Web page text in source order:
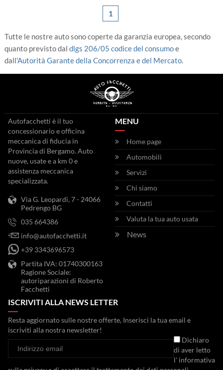
1
Tutte le nostre auto sono coperte da garanzia europea, secondo
quanto previsto dal dlgs 206/05 codice del consumoe
dall'Autorità Garante della Concorrenza e del Mercato.
Autofacchetti è il tuo
concessionario e officina
meccanica di fiducia in
Provincia di Bergamo. Auto
nuove, usate e a km 0 e
assistenza meccanica
specializzata.
Via G. Leopardi, 7 - 24066
Pedrengo BG
035 664386
info@autofacchetti.it
+39 3343696573
Partita IVA: 01740300163
Ragione Sociale:
autoriparazioni di Roberto
Facchetti
MENU
Home page
Automobili
Servizi
Chi siamo
Contatti
Valuta la tua auto usata
News
ISCRIVITI ALLA NEWS LETTER
Resta aggiornato sulle nostre offerte, Inserisci la tua email e
iscriviti alla nostra newsletter!
Dichiaro
di aver letto
l' informativa